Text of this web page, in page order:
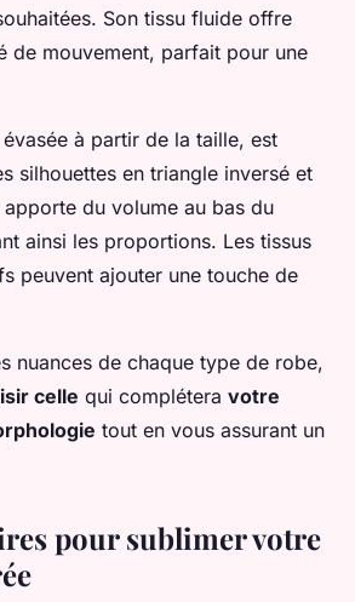
Son tissu fluide offre
de mouvement, parfait pour une
évasée à partir de la taille, est
silhouettes en triangle inversé et
du volume au bas du
ainsi les proportions. Les tissus
peuvent ajouter une touche de
nuances de chaque type de robe,
celle qui complétera votre
tout en vous assurant un
pour sublimer votre